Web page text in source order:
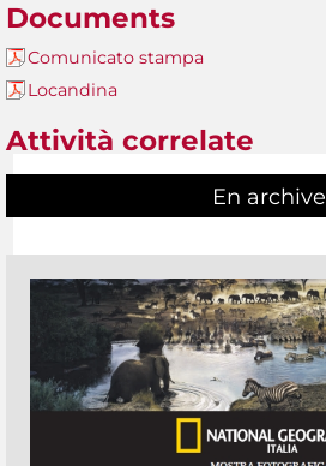
Documents
Comunicato stampa
Locandina
Attività correlate
En archive